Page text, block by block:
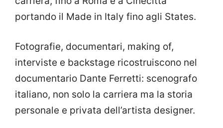
portando il Made in Italy fino agli States.
Fotografie, documentari, making of,
interviste e backstage ricostruiscono nel
documentario Dante Ferretti: scenografo
italiano, non solo la carriera ma la storia
personale e privata dell’artista designer.